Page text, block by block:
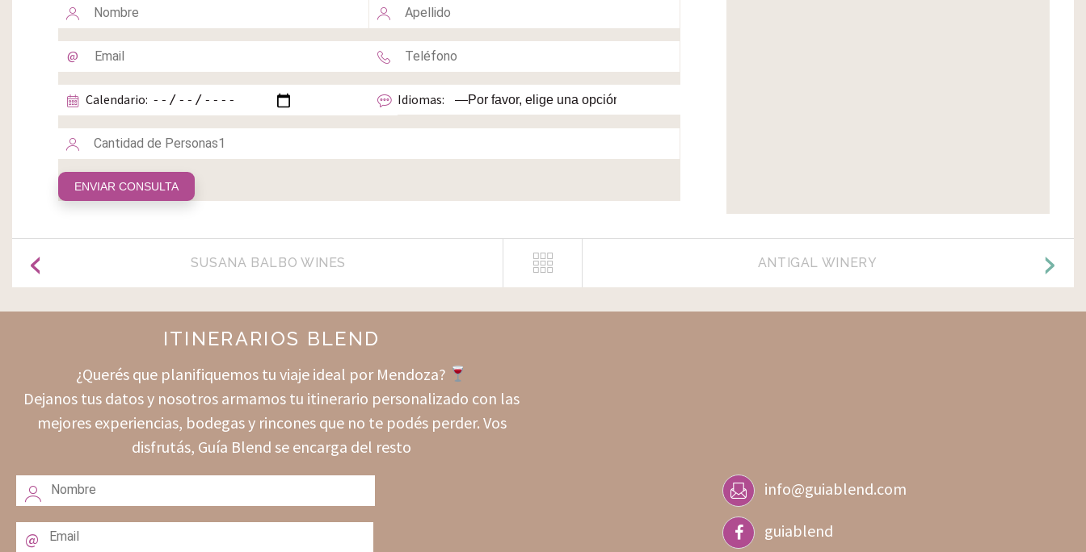
Calendario: Idiomas:
SUSANA BALBO WINES ANTIGAL WINERY
ITINERARIOS BLEND
¿Querés que planifiquemos tu viaje ideal por Mendoza?
Dejanos tus datos y nosotros armamos tu itinerario personalizado con las
mejores experiencias, bodegas y rincones que no te podés perder. Vos
disfrutás, Guía Blend se encarga del resto
info@guiablend.com
guiablend